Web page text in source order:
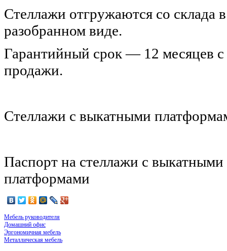
Стеллажи отгружаются со склада в
разобранном виде.
Гарантийный срок — 12 месяцев с
продажи.
Стеллажи с выкатными
Паспорт на стеллажи с выкатными
платформами
Мебель руководителя
Домашний офис
Эргономичная мебель
Металлическая мебель